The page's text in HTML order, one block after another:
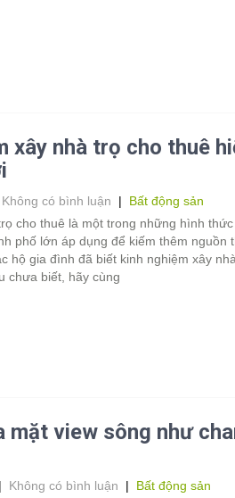
xây nhà trọ cho thuê
Không có bình luận | Bất động sản
cho thuê là một trong những hình
phố lớn áp dụng để kiếm thêm nguồn
hộ gia đình đã biết kinh nghiệm xây
chưa biết, hãy cùng
mặt view sông như
| Không có bình luận | Bất động sản